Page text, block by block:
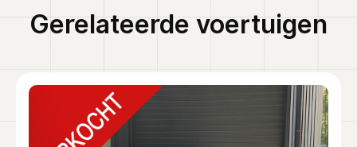
Gerelateerde voertuigen